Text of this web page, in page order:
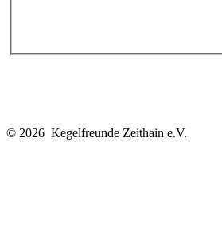
© 2026 Kegelfreunde Zeithain e.V.